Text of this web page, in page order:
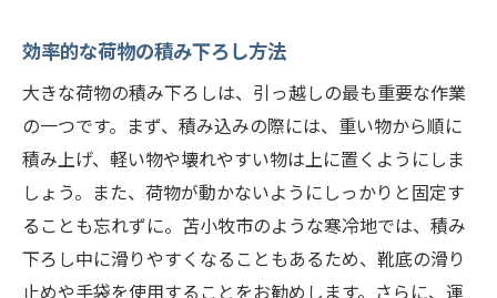
効率的な荷物の積み下ろし方法
大きな荷物の積み下ろしは、引っ越しの最も重要な作業
の一つです。まず、積み込みの際には、重い物から順に
積み上げ、軽い物や壊れやすい物は上に置くようにしま
しょう。また、荷物が動かないようにしっかりと固定す
ることも忘れずに。苫小牧市のような寒冷地では、積み
下ろし中に滑りやすくなることもあるため、靴底の滑り
止めや手袋を使用することをお勧めします。さらに、運